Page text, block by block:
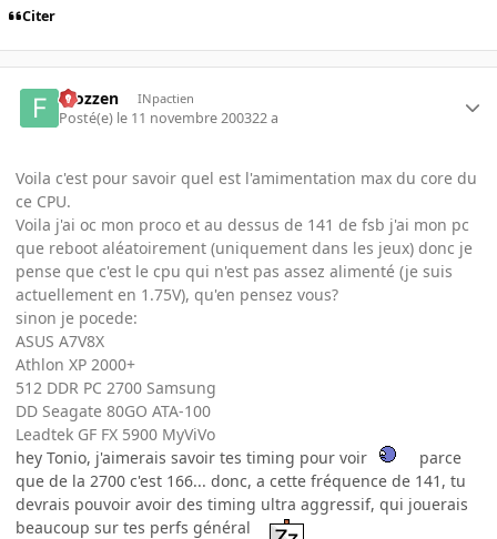
Citer
Frozzen INpactien
Posté(e) le 11 novembre 200322 a
Voila c'est pour savoir quel est l'amimentation max du core du
ce CPU.
Voila j'ai oc mon proco et au dessus de 141 de fsb j'ai mon pc
que reboot aléatoirement (uniquement dans les jeux) donc je
pense que c'est le cpu qui n'est pas assez alimenté (je suis
actuellement en 1.75V), qu'en pensez vous?
sinon je pocede:
ASUS A7V8X
Athlon XP 2000+
512 DDR PC 2700 Samsung
DD Seagate 80GO ATA-100
Leadtek GF FX 5900 MyViVo
hey Tonio, j'aimerais savoir tes timing pour voir
parce
que de la 2700 c'est 166... donc, a cette fréquence de 141, tu
devrais pouvoir avoir des timing ultra aggressif, qui jouerais
beaucoup sur tes perfs général